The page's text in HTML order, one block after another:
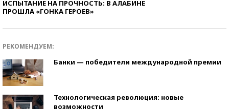
ИСПЫТАНИЕ НА ПРОЧНОСТЬ: В АЛАБИНЕ
ПРОШЛА «ГОНКА ГЕРОЕВ»
РЕКОМЕНДУЕМ:
Банки — победители международной премии
Технологическая революция: новые
возможности